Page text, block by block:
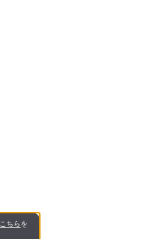
こちらを